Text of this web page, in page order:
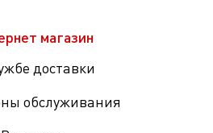
магазин
доставки
обслуживания